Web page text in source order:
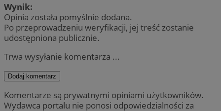
Wynik:
Opinia została pomyślnie dodana.
Po przeprowadzeniu weryfikacji, jej treść zostanie
udostępniona publicznie.
Trwa wysyłanie komentarza ...
Dodaj komentarz
Komentarze są prywatnymi opiniami użytkowników.
Wydawca portalu nie ponosi odpowiedzialności za